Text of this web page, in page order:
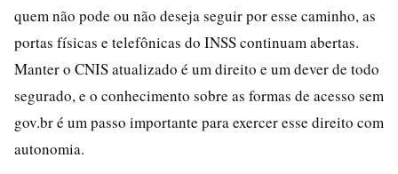
quem não pode ou não deseja seguir por esse caminho, as
portas físicas e telefônicas do INSS continuam abertas.
Manter o CNIS atualizado é um direito e um dever de todo
segurado, e o conhecimento sobre as formas de acesso sem
gov.br é um passo importante para exercer esse direito com
autonomia.